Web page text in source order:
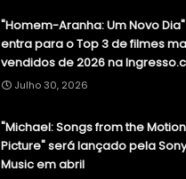
"Homem-Aranha: Um Novo Dia"
entra para o Top 3 de filmes
vendidos de 2026 na
Julho 30, 2026
"Michael: Songs from the Motion
Picture" será lançado pela Sony
Music em abril